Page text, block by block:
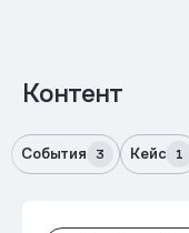
Контент
События 3 Кейс 1